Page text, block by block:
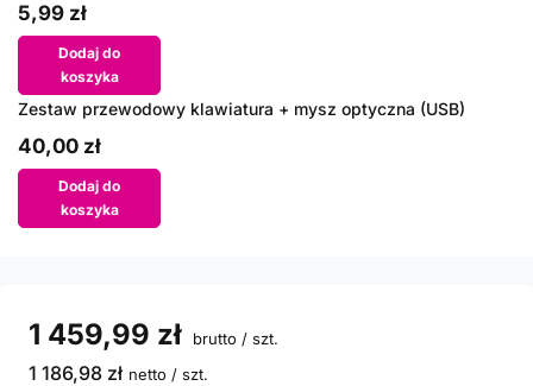
5,99 zł
Dodaj do
koszyka
Zestaw przewodowy klawiatura + mysz optyczna (USB)
40,00 zł
Dodaj do
koszyka
1 459,99 zł brutto / szt.
1 186,98 zł netto / szt.